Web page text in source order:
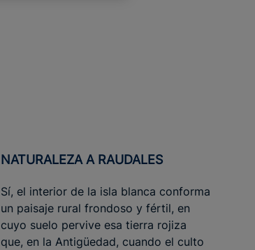
NATURALEZA A RAUDALES
Sí, el interior de la isla blanca conforma
un paisaje rural frondoso y fértil, en
cuyo suelo pervive esa tierra rojiza
que, en la Antigüedad, cuando el culto